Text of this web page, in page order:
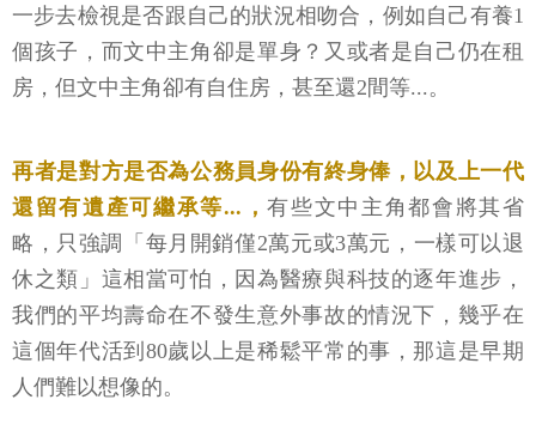
一步去檢視是否跟自己的狀況相吻合，例如自己有養1
個孩子，而文中主角卻是單身？又或者是自己仍在租
房，但文中主角卻有自住房，甚至還2間等...。
再者是對方是否為公務員身份有終身俸，以及上一代
還留有遺產可繼承等...，有些文中主角都會將其省
略，只強調「每月開銷僅2萬元或3萬元，一樣可以退
休之類」這相當可怕，因為醫療與科技的逐年進步，
我們的平均壽命在不發生意外事故的情況下，幾乎在
這個年代活到80歲以上是稀鬆平常的事，那這是早期
人們難以想像的。